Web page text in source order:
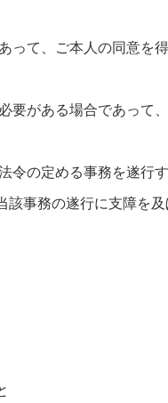
って、ご本人の同意を
要がある場合であって
令の定める事務を遂行
事務の遂行に支障を